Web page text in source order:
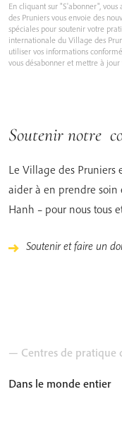
En cliquant sur "S'abonner",
des Pruniers vous envoie des
spéciales pour soutenir votre
internationale du Village des
utiliser vos informations
vous désabonner et mettre à
Soutenir notre
Le Village des Pruniers
aider à en prendre soin
Hanh – pour nous tous
Soutenir et faire un
— Centres de pratique
Dans le monde entier